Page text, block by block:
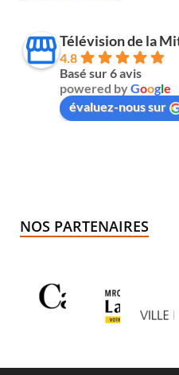
Télévision de la
4.8
Basé sur 6 avis
powered byGoogle
évaluez-nous sur
NOS PARTENAIRES